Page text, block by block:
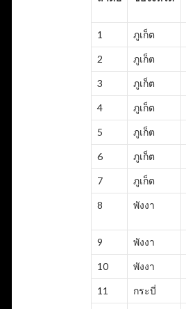
1 ภูเก็ต
2 ภูเก็ต
3 ภูเก็ต
4 ภูเก็ต
5 ภูเก็ต
6 ภูเก็ต
7 ภูเก็ต
8 พังงา
9 พังงา
10 พังงา
11 กระบี่